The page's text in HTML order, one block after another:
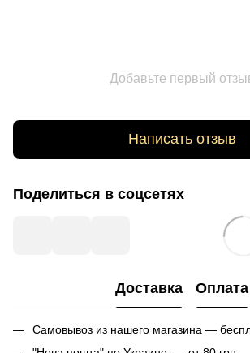
Добавьте первый
Написать отзыв
Поделиться в соцсетях
Доставка Оплата
Самовывоз из нашего магазина —